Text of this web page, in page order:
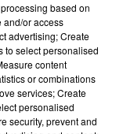
2 min 49 sec
based on
and/or access
advertising; Create
to select personalised
content
or combinations
services; Create
personalised
security, prevent and